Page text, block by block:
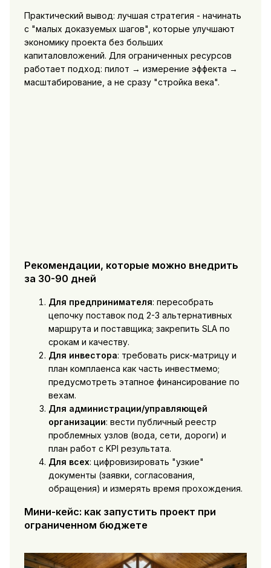
Практический вывод: лучшая стратегия - начинать
с "малых доказуемых шагов", которые улучшают
экономику проекта без больших
капиталовложений. Для ограниченных ресурсов
работает подход: пилот → измерение эффекта →
масштабирование, а не сразу "стройка века".
Рекомендации, которые можно внедрить
за 30-90 дней
Для предпринимателя: пересобрать
цепочку поставок под 2-3 альтернативных
маршрута и поставщика; закрепить SLA по
срокам и качеству.
Для инвестора: требовать риск-матрицу и
план комплаенса как часть инвестмемо;
предусмотреть этапное финансирование по
вехам.
Для администрации/управляющей
организации: вести публичный реестр
проблемных узлов (вода, сети, дороги) и
план работ с KPI результата.
Для всех: цифровизировать "узкие"
документы (заявки, согласования,
обращения) и измерять время прохождения.
Мини-кейс: как запустить проект при
ограниченном бюджете